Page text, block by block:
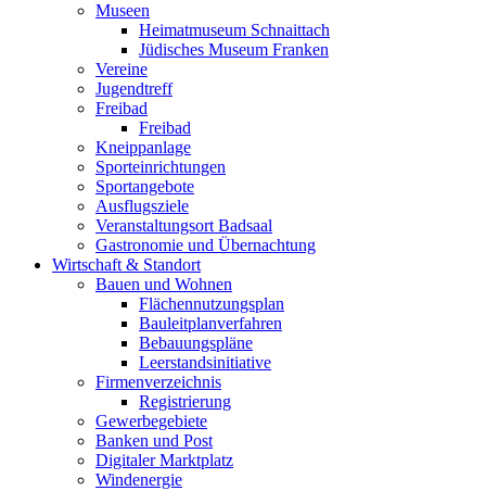
Museen
Heimatmuseum Schnaittach
Jüdisches Museum Franken
Vereine
Jugendtreff
Freibad
Freibad
Kneippanlage
Sporteinrichtungen
Sportangebote
Ausflugsziele
Veranstaltungsort Badsaal
Gastronomie und Übernachtung
Wirtschaft & Standort
Bauen und Wohnen
Flächennutzungsplan
Bauleitplanverfahren
Bebauungspläne
Leerstandsinitiative
Firmenverzeichnis
Registrierung
Gewerbegebiete
Banken und Post
Digitaler Marktplatz
Windenergie